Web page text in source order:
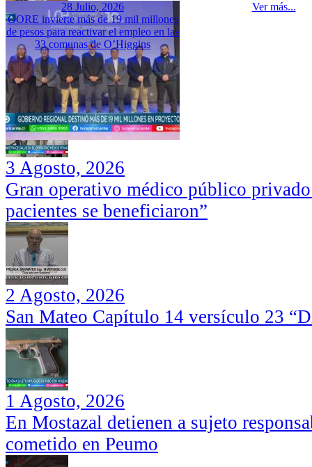
28 Julio, 2026
GORE invierte más de 19 mil millones
de pesos para reactivar el empleo en las
33 comunas de O’Higgins
Ver más...
3 Agosto, 2026
Gran operativo médico público
pacientes se beneficiaron”
2 Agosto, 2026
San Mateo Capítulo 14 versículo 23
1 Agosto, 2026
En Mostazal detienen a sujeto
cometido en Peumo